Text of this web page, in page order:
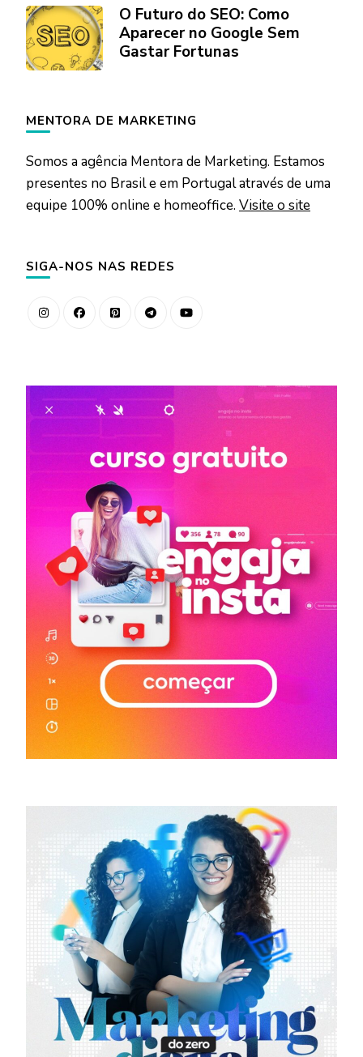
O Futuro do SEO: Como
Aparecer no Google Sem
Gastar Fortunas
MENTORA DE MARKETING
Somos a agência Mentora de Marketing. Estamos
presentes no Brasil e em Portugal através de uma
equipe 100% online e homeoffice. Visite o site
SIGA-NOS NAS REDES